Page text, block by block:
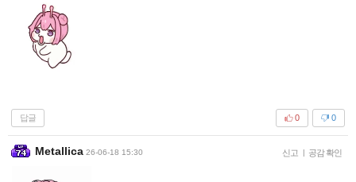
답글 0
0
Metallica 26-06-18 15:30 신고 | 공감 확인